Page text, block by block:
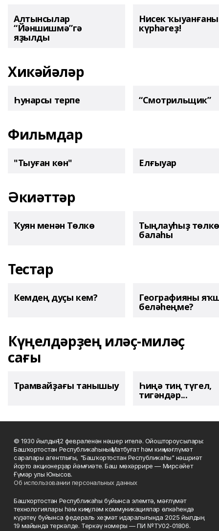
Алтынсылар
“Йәншишмә”гә
яҙылды
Нисек
күрһәгеҙ!
Хикәйәләр
Һунарсы терпе “Смотрильщик”
Фильмдар
"Тыуған көн" Елғыуар
Әкиәттәр
Ҡуян менән Төлкө Тыңлауһыҙ төлкө
балаһы
Тестар
Кемдең дуҫы кем? Географияны
беләһеңме?
Күңелдәрҙең иләҫ-миләҫ
сағы
Трамвайҙағы танышыу Һиңә тиң түгел,
тигәндәр...
© 1930 йылдың 12 февраленән нәшер ителә. Ойоштороусылары:
Башҡортостан Республикаһының Матбуғат һәм киң мәғлүмәт
саралары агентлығы, "Башҡортостан Республикаһы" нәшриәт
йорто акционерҙар йәмғиәте. Баш мөхәррире — Мирсәйет
Ғүмәр улы Юнысов.
Об использовании персональных данных
Башҡортостан Республикаһы буйынса элемтә, мәғлүмәт
технологиялары һәм киңкүләм коммуникациялар өлкәһендә
күҙәтеү буйынса федераль хеҙмәт идаралығында 2025 йылдың
19 майында теркәлде. Теркәү номеры — ПИ №ТУ02-01806.